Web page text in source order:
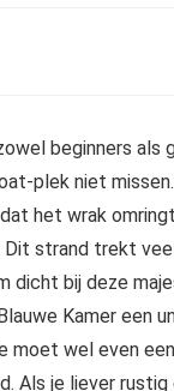
beginners als
plek niet
het wrak
strand trekt
dicht bij deze
Kamer een
moet wel even
Als je liever